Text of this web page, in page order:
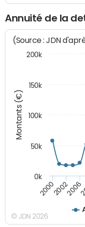
Annuité de la
Montants (€)
(Source : JDN
200020022006
0k
50k
100k
150k
200k
© JDN 2026